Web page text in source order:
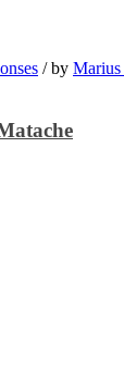
/by Marius